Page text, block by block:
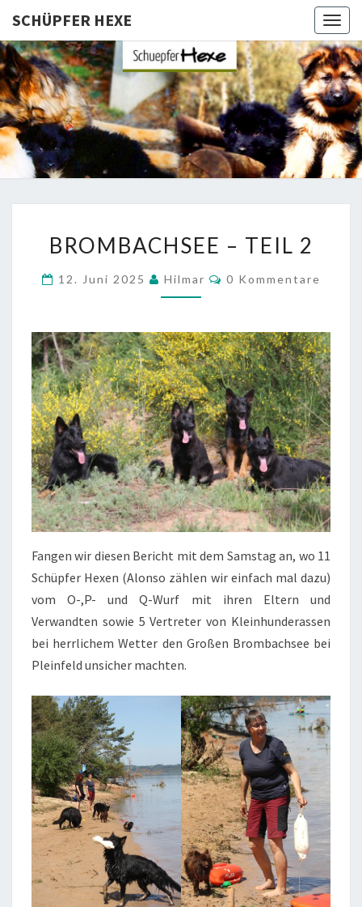
SCHÜPFER HEXE
HEXE
Langhaar
Schäferhunde
Von Den
Schüpfer
Hexen
–
2
BROMBACHSEE – TEIL 2
12. Juni 2025 Hilmar Kommentare
0 Kommentare
Fangen wir diesen Bericht mit dem Samstag an, wo 11
Schüpfer Hexen (Alonso zählen wir einfach mal dazu)
vom O-,P- und Q-Wurf mit ihren Eltern und
Verwandten sowie 5 Vertreter von Kleinhunderassen
bei herrlichem Wetter den Großen Brombachsee bei
Pleinfeld unsicher machten.